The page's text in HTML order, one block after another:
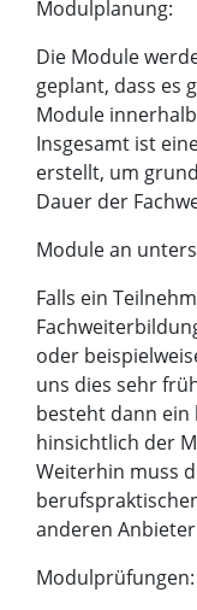
Modulplanung:
Die Module
geplant, dass es
Module
Insgesamt ist
erstellt, um
Dauer der
Module an
Falls ein
oder
uns dies sehr
besteht dann
hinsichtlich der
Weiterhin muss
anderen
Modulprüfungen: